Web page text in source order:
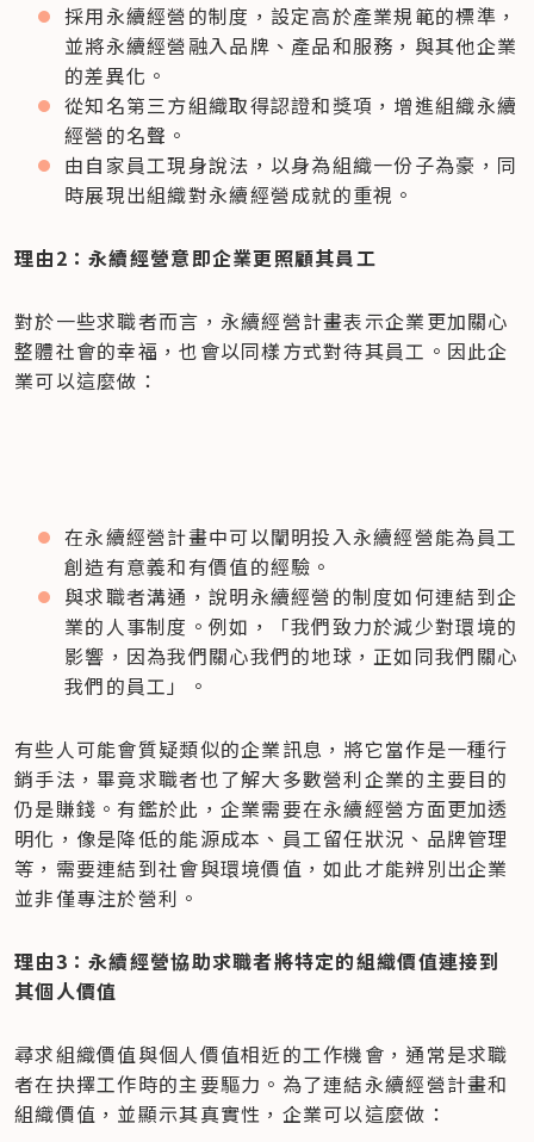
採用永續經營的制度，設定高於產業規範的標準，
並將永續經營融入品牌、產品和服務，與其他企業
的差異化。
從知名第三方組織取得認證和獎項，增進組織永續
經營的名聲。
由自家員工現身說法，以身為組織一份子為豪，同
時展現出組織對永續經營成就的重視。
理由2：永續經營意即企業更照顧其員工
對於一些求職者而言，永續經營計畫表示企業更加關心
整體社會的幸福，也會以同樣方式對待其員工。因此企
業可以這麼做：
在永續經營計畫中可以闡明投入永續經營能為員工
創造有意義和有價值的經驗。
與求職者溝通，說明永續經營的制度如何連結到企
業的人事制度。例如，「我們致力於減少對環境的
影響，因為我們關心我們的地球，正如同我們關心
我們的員工」。
有些人可能會質疑類似的企業訊息，將它當作是一種行
銷手法，畢竟求職者也了解大多數營利企業的主要目的
仍是賺錢。有鑑於此，企業需要在永續經營方面更加透
明化，像是降低的能源成本、員工留任狀況、品牌管理
等，需要連結到社會與環境價值，如此才能辨別出企業
並非僅專注於營利。
理由3：永續經營協助求職者將特定的組織價值連接到
其個人價值
尋求組織價值與個人價值相近的工作機會，通常是求職
者在抉擇工作時的主要驅力。為了連結永續經營計畫和
組織價值，並顯示其真實性，企業可以這麼做：